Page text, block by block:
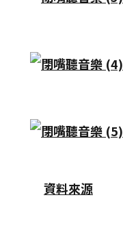
資料來源